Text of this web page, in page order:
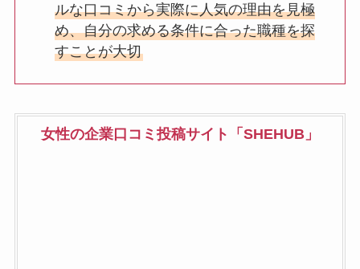
ルな口コミから実際に人気の理由を見極
め、自分の求める条件に合った職種を探
すことが大切
女性の企業口コミ投稿サイト「SHEHUB」